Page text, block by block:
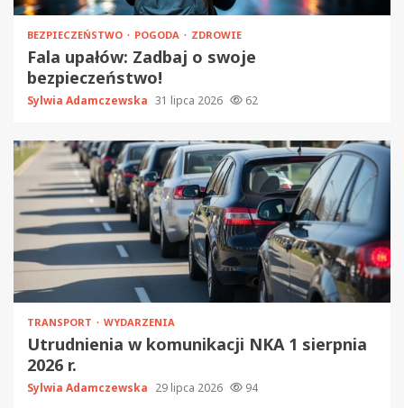
BEZPIECZEŃSTWO POGODA ZDROWIE
Fala upałów: Zadbaj o swoje
bezpieczeństwo!
Sylwia Adamczewska 31 lipca 2026 62
TRANSPORT WYDARZENIA
Utrudnienia w komunikacji NKA 1 sierpnia
2026 r.
Sylwia Adamczewska 29 lipca 2026 94